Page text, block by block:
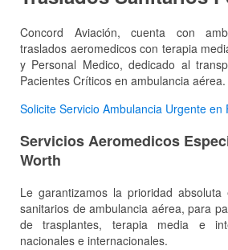
Concord Aviación, cuenta con
traslados aeromedicos con terapia
y Personal Medico, dedicado al
Pacientes Críticos en ambulancia aérea.
Solicite Servicio Ambulancia Urgente en
Servicios Aeromedicos
Worth
Le garantizamos la prioridad absoluta
sanitarios de ambulancia aérea, para
de trasplantes, terapia media e
nacionales e internacionales.